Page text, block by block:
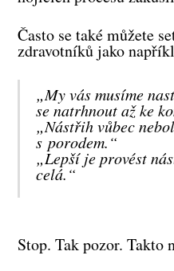
Často se také můžete
zdravotníků jako
„My vás musíme
se natrhnout až ke
„Nástřih vůbec
s porodem.“
„Lepší je provést
celá.“
Stop. Tak pozor. Takto